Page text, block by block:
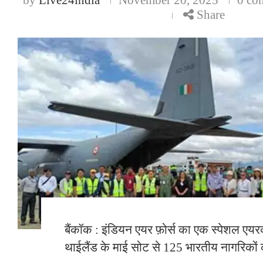
Share
बैंकॉक : इंडियन एयर फ़ोर्स का एक स्पेशल
थाईलैंड के माई सोट से 125 भारतीय नागरिकों